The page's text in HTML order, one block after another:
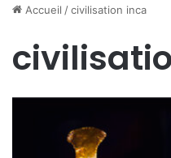
Accueil /civilisation inca